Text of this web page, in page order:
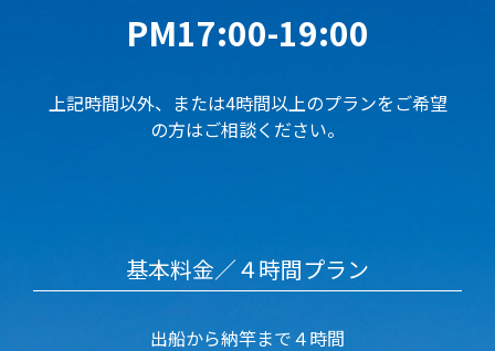
PM17:00-19:00
上記時間以外、または4時間以上のプランをご希望
の方はご相談ください。
基本料金／４時間プラン
出船から納竿まで４時間